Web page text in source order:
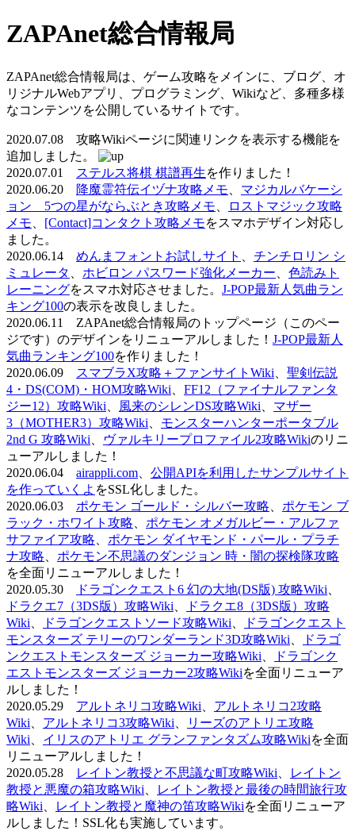
ZAPAnet総合情報局
ZAPAnet総合情報局は、ゲーム攻略をメインに、ブログ、オ
リジナルWebアプリ、プログラミング、Wikiなど、多種多様
なコンテンツを公開しているサイトです。
2020.07.08 攻略Wikiページに関連リンクを表示する機能を
追加しました。
2020.07.01
ステルス将棋 棋譜再生を作りました！
2020.06.20
降魔霊符伝イヅナ攻略メモ
マジカルバケーシ
ョン 5つの星がならぶとき攻略メモ
ロストマジック攻略
メモ
[Contact]コンタクト攻略メモをスマホデザイン対応し
ました。
2020.06.14 めんまフォントお試しサイト
チンチロリン シ
ミュレータ
ホビロン パスワード強化メーカー
色読みト
レーニングをスマホ対応させました。 J-POP最新人気曲ラン
キング100の表示を改良しました。
2020.06.11 ZAPAnet総合情報局のトップページ（このペー
ジです）のデザインをリニューアルしました！ J-POP最新人
気曲ランキング100を作りました！
2020.06.09
スマブラX攻略＋ファンサイトWiki
聖剣伝説
4・DS(COM)・HOM攻略Wiki
FF12（ファイナルファンタ
ジー12）攻略Wiki
風来のシレンDS攻略Wiki
マザー
3（MOTHER3）攻略Wiki
モンスターハンターポータブル
2nd G 攻略Wiki
ヴァルキリープロファイル2攻略Wikiのリニ
ューアルしました！
2020.06.04 airappli.com
公開APIを利用したサンプルサイト
を作っていくよ をSSL化しました。
2020.06.03 ポケモン ゴールド・シルバー攻略
ポケモン ブ
ラック・ホワイト攻略
ポケモン オメガルビー・アルファ
サファイア攻略
ポケモン ダイヤモンド・パール・プラチ
ナ攻略
ポケモン不思議のダンジョン 時・闇の探検隊攻略
を全面リニューアルしました！
2020.05.30
ドラゴンクエスト6 幻の大地(DS版) 攻略Wiki
ドラクエ7（3DS版）攻略Wiki
ドラクエ8（3DS版）攻略
Wiki
ドラゴンクエストソード攻略Wiki
ドラゴンクエスト
モンスターズ テリーのワンダーランド3D攻略Wiki
ドラゴ
ンクエストモンスターズ ジョーカー攻略Wiki
ドラゴンク
エストモンスターズ ジョーカー2攻略Wikiを全面リニューア
ルしました！
2020.05.29 アルトネリコ攻略Wiki
アルトネリコ2攻略
Wiki
アルトネリコ3攻略Wiki
リーズのアトリエ攻略
Wiki
イリスのアトリエ グランファンタズム攻略Wikiを全面
リニューアルしました！
2020.05.28
レイトン教授と不思議な町攻略Wiki
レイトン
教授と悪魔の箱攻略Wiki
レイトン教授と最後の時間旅行攻
略Wiki
レイトン教授と魔神の笛攻略Wikiを全面リニューア
ルしました！SSL化も実施しています。